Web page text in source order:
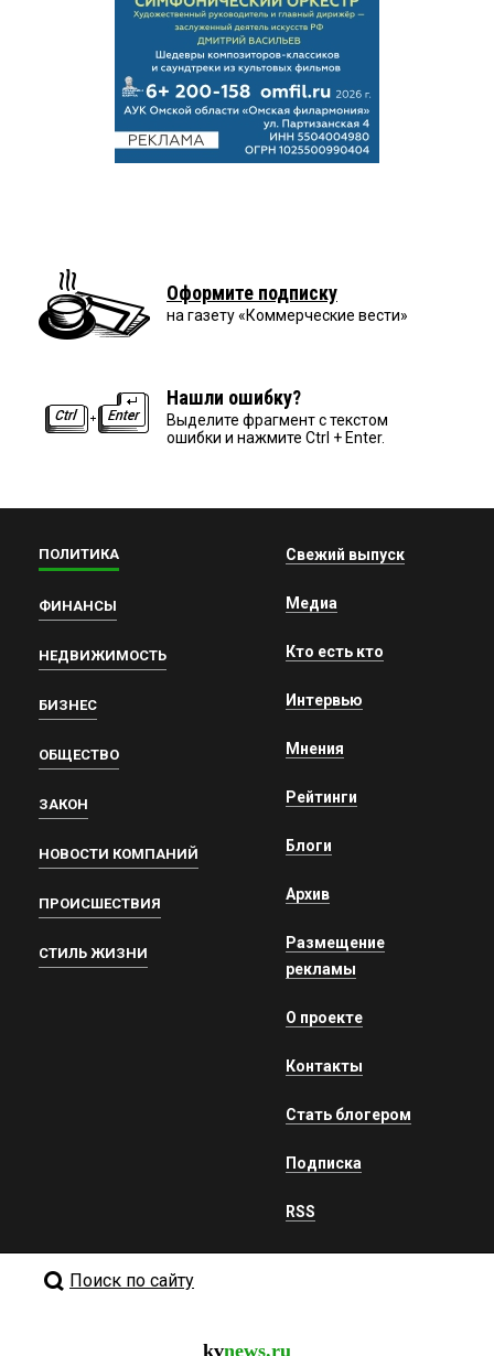
Оформите подписку
на газету «Коммерческие вести»
Нашли ошибку?
Выделите фрагмент с текстом
ошибки и нажмите Ctrl + Enter.
ПОЛИТИКА
ФИНАНСЫ
НЕДВИЖИМОСТЬ
БИЗНЕС
ОБЩЕСТВО
ЗАКОН
НОВОСТИ КОМПАНИЙ
ПРОИСШЕСТВИЯ
СТИЛЬ ЖИЗНИ
Свежий выпуск
Медиа
Кто есть кто
Интервью
Мнения
Рейтинги
Блоги
Архив
Размещение
рекламы
О проекте
Контакты
Стать блогером
Подписка
RSS
Поиск по сайту
kvnews.ru